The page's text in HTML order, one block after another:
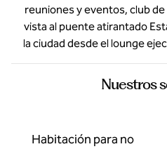
reuniones y eventos, club
vista al puente atirantado
la ciudad desde el lounge
Nuestros
Habitación para no